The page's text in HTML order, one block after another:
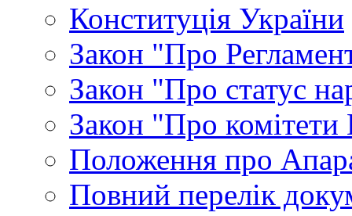
Конституція України
Закон "Про
Закон "Про статус
Закон "Про комітети
Положення про
Повний перелік